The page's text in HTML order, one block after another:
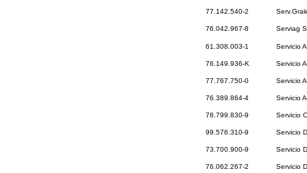
77.142.540-2
76.042.967-8 Serviag
61.308.003-1 Servicio
76.149.936-K Servicio
77.767.750-0 Servicio
76.389.864-4 Servicio
76.799.830-9 Servicio
99.576.310-9 Servicio
73.700.900-9 Servicio
76.062.267-2 Servicio